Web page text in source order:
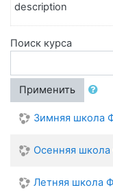
description
Поиск курса
Применить
Зимняя школа
Осенняя
Летняя школа